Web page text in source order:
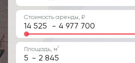
Стоимость аренды, ₽
-
Площадь, м2
-